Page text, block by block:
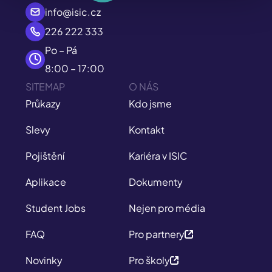
info@isic.cz
226 222 333
Po – Pá
8:00 – 17:00
SITEMAP
Průkazy
Slevy
Pojištění
Aplikace
Student Jobs
FAQ
Novinky
O NÁS
Kdo jsme
Kontakt
Kariéra v ISIC
Dokumenty
Nejen pro média
Pro partnery
Pro školy